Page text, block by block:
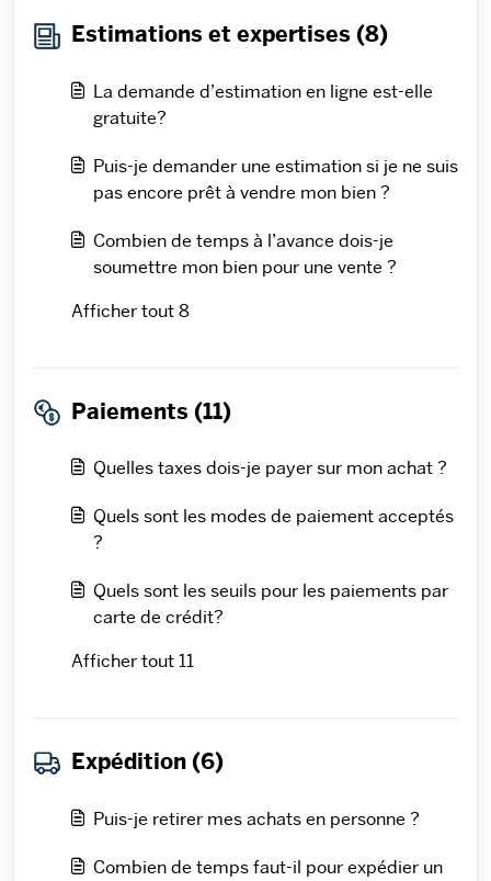
Estimations et expertises (8)
La demande d’estimation en ligne est-elle
gratuite?
Puis-je demander une estimation si je ne suis
pas encore prêt à vendre mon bien ?
Combien de temps à l’avance dois-je
soumettre mon bien pour une vente ?
Afficher tout 8
Paiements (11)
Quelles taxes dois-je payer sur mon achat ?
Quels sont les modes de paiement acceptés
?
Quels sont les seuils pour les paiements par
carte de crédit?
Afficher tout 11
Expédition (6)
Puis-je retirer mes achats en personne ?
Combien de temps faut-il pour expédier un